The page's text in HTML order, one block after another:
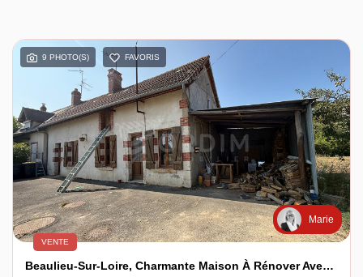
9 PHOTO(S) FAVORIS
Marie
VENTE
Beaulieu-Sur-Loire, Charmante Maison À Rénover Avec Dépendances